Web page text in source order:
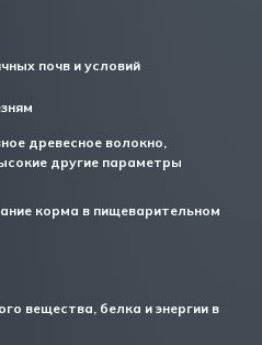
почв и условий
древесное волокно,
другие параметры
корма в пищеварительном
вещества, белка и энергии в